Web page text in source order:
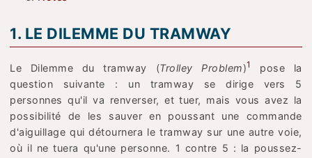
1. LE DILEMME DU TRAMWAY
Le Dilemme du tramway (Trolley Problem)1
pose la
question suivante : un tramway se dirige vers 5
personnes qu'il va renverser, et tuer, mais vous avez la
possibilité de les sauver en poussant une commande
d'aiguillage qui détournera le tramway sur une autre voie,
où il ne tuera qu'une personne. 1 contre 5 : la poussez-